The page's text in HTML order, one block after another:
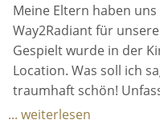
Meine Eltern haben
Way2Radiant für
Gespielt wurde in der
Location. Was soll ich
traumhaft schön!
Menschen mit tollen
... weiterlesen